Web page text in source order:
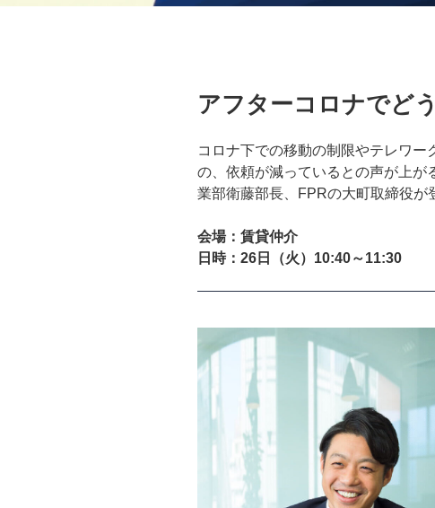
稿
アフターコロナでど
コロナ下での移動の制限やテレワ
の、依頼が減っているとの声が上が
業部衛藤部長、FPRの大町取締役が
会場：賃貸仲介
日時：26日（火）10:40～11:30